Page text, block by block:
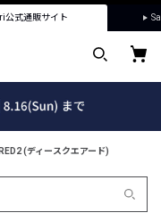
公式通販サイト
(ディースクエアード)